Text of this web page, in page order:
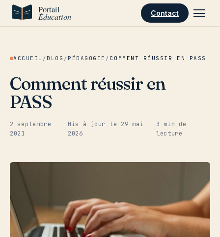
Aller au contenu
Contact
ACCUEIL / BLOG / PÉDAGOGIE / COMMENT RÉUSSIR EN PASS
Comment réussir en
PASS
2 septembre
2021
·
Mis à jour le 29 mai
2026
·
3 min de
lecture